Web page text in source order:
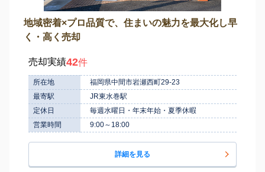
地域密着×プロ品質で、住まいの魅力を最大化し早
く・高く売却
売却実績42件
所在地
福岡県中間市岩瀬西町29-23
最寄駅
JR東水巻駅
定休日
毎週水曜日・年末年始・夏季休暇
営業時間
9:00～18:00
詳細を見る